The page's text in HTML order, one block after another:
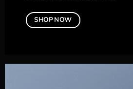
SHOP NOW